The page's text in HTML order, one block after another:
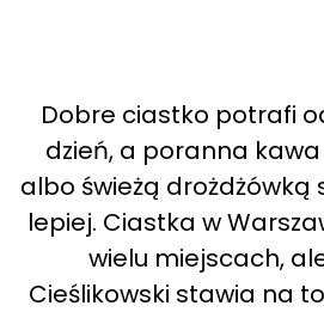
Dobre ciastko potrafi
dzień, a poranna
albo świeżą drożdżówką
lepiej. Ciastka w
wielu miejscach,
Cieślikowski stawia na